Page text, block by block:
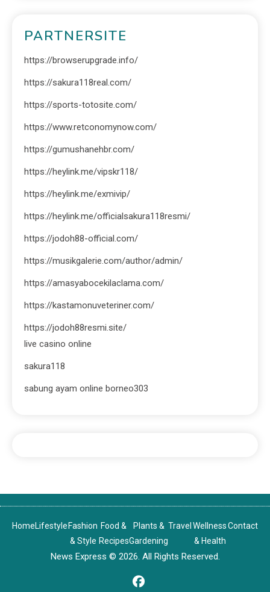
PARTNERSITE
https://browserupgrade.info/
https://sakura118real.com/
https://sports-totosite.com/
https://www.retconomynow.com/
https://gumushanehbr.com/
https://heylink.me/vipskr118/
https://heylink.me/exmivip/
https://heylink.me/officialsakura118resmi/
https://jodoh88-official.com/
https://musikgalerie.com/author/admin/
https://amasyabocekilaclama.com/
https://kastamonuveteriner.com/
https://jodoh88resmi.site/
live casino online
sakura118
sabung ayam online borneo303
HomeLifestyle Fashion
& Style
Food &
Recipes
Plants &
Gardening
Travel Wellness
& Health
Contact
News Express © 2026. All Rights Reserved.